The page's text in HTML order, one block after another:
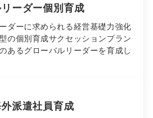
ーダー個別育成
ダーに求められる経営基礎力強化
の個別育成サクセッションプラン
あるグローバルリーダーを育成し
派遣社員育成